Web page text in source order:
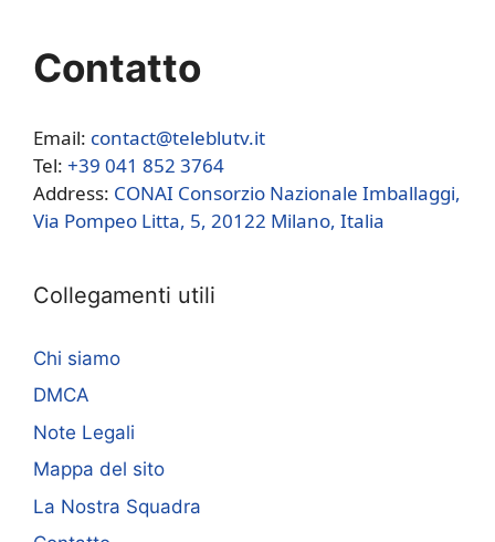
Contatto
Email: contact@teleblutv.it
Tel: +39 041 852 3764
Address: CONAI Consorzio Nazionale Imballaggi,
Via Pompeo Litta, 5, 20122 Milano, Italia
Collegamenti utili
Chi siamo
DMCA
Note Legali
Mappa del sito
La Nostra Squadra